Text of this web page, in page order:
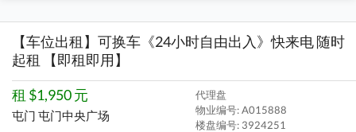
【车位出租】可换车《24小时自由出入》快来电 随时
起租 【即租即用】
租 $1,950 元
屯门 屯门中央广场
代理盘
物业编号: A015888
楼盘编号: 3924251